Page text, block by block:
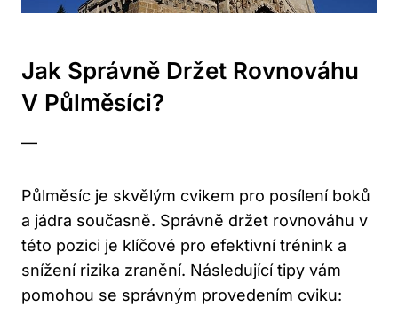
Jak Správně Držet Rovnováhu
V Půlměsíci?
—
Půlměsíc je skvělým cvikem pro posílení boků
a jádra současně. Správně držet rovnováhu v
této pozici je klíčové pro efektivní trénink a
snížení rizika zranění. Následující tipy vám
pomohou se správným provedením cviku: